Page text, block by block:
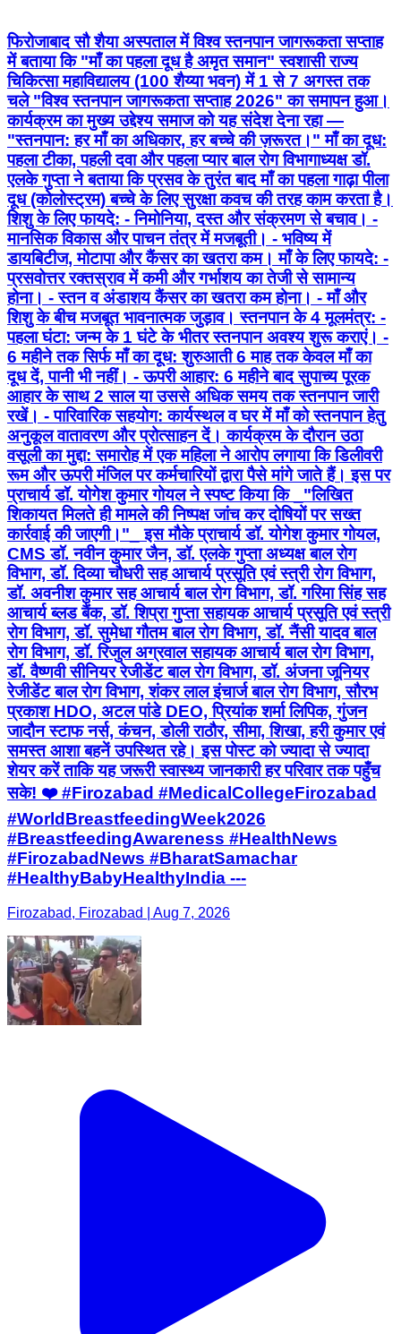
फिरोजाबाद सौ शैया अस्पताल में विश्व स्तनपान जागरूकता सप्ताह
में बताया कि "माँ का पहला दूध है अमृत समान" स्वशासी राज्य
चिकित्सा महाविद्यालय (100 शैय्या भवन) में 1 से 7 अगस्त तक
चले "विश्व स्तनपान जागरूकता सप्ताह 2026" का समापन हुआ।
कार्यक्रम का मुख्य उद्देश्य समाज को यह संदेश देना रहा —
"स्तनपान: हर माँ का अधिकार, हर बच्चे की ज़रूरत।" माँ का दूध:
पहला टीका, पहली दवा और पहला प्यार बाल रोग विभागाध्यक्ष डॉ.
एलके गुप्ता ने बताया कि प्रसव के तुरंत बाद माँ का पहला गाढ़ा पीला
दूध (कोलोस्ट्रम) बच्चे के लिए सुरक्षा कवच की तरह काम करता है।
शिशु के लिए फायदे: - निमोनिया, दस्त और संक्रमण से बचाव। -
मानसिक विकास और पाचन तंत्र में मजबूती। - भविष्य में
डायबिटीज, मोटापा और कैंसर का खतरा कम। माँ के लिए फायदे: -
प्रसवोत्तर रक्तस्राव में कमी और गर्भाशय का तेजी से सामान्य
होना। - स्तन व अंडाशय कैंसर का खतरा कम होना। - माँ और
शिशु के बीच मजबूत भावनात्मक जुड़ाव। स्तनपान के 4 मूलमंत्र: -
पहला घंटा: जन्म के 1 घंटे के भीतर स्तनपान अवश्य शुरू कराएं। -
6 महीने तक सिर्फ माँ का दूध: शुरुआती 6 माह तक केवल माँ का
दूध दें, पानी भी नहीं। - ऊपरी आहार: 6 महीने बाद सुपाच्य पूरक
आहार के साथ 2 साल या उससे अधिक समय तक स्तनपान जारी
रखें। - पारिवारिक सहयोग: कार्यस्थल व घर में माँ को स्तनपान हेतु
अनुकूल वातावरण और प्रोत्साहन दें। कार्यक्रम के दौरान उठा
वसूली का मुद्दा: समारोह में एक महिला ने आरोप लगाया कि डिलीवरी
रूम और ऊपरी मंजिल पर कर्मचारियों द्वारा पैसे मांगे जाते हैं। इस पर
प्राचार्य डॉ. योगेश कुमार गोयल ने स्पष्ट किया कि _"लिखित
शिकायत मिलते ही मामले की निष्पक्ष जांच कर दोषियों पर सख्त
कार्रवाई की जाएगी।"_ इस मौके प्राचार्य डॉ. योगेश कुमार गोयल,
CMS डॉ. नवीन कुमार जैन, डॉ. एलके गुप्ता अध्यक्ष बाल रोग
विभाग, डॉ. दिव्या चौधरी सह आचार्य प्रसूति एवं स्त्री रोग विभाग,
डॉ. अवनीश कुमार सह आचार्य बाल रोग विभाग, डॉ. गरिमा सिंह सह
आचार्य ब्लड बैंक, डॉ. शिप्रा गुप्ता सहायक आचार्य प्रसूति एवं स्त्री
रोग विभाग, डॉ. सुमेधा गौतम बाल रोग विभाग, डॉ. नैंसी यादव बाल
रोग विभाग, डॉ. रिजुल अग्रवाल सहायक आचार्य बाल रोग विभाग,
डॉ. वैष्णवी सीनियर रेजीडेंट बाल रोग विभाग, डॉ. अंजना जूनियर
रेजीडेंट बाल रोग विभाग, शंकर लाल इंचार्ज बाल रोग विभाग, सौरभ
प्रकाश HDO, अटल पांडे DEO, प्रियांक शर्मा लिपिक, गुंजन
जादौन स्टाफ नर्स, कंचन, डोली राठौर, सीमा, शिखा, हरी कुमार एवं
समस्त आशा बहनें उपस्थित रहे। इस पोस्ट को ज्यादा से ज्यादा
शेयर करें ताकि यह जरूरी स्वास्थ्य जानकारी हर परिवार तक पहुँच
सके! ❤️ #Firozabad #MedicalCollegeFirozabad
#WorldBreastfeedingWeek2026
#BreastfeedingAwareness #HealthNews
#FirozabadNews #BharatSamachar
#HealthyBabyHealthyIndia ---
Firozabad, Firozabad | Aug 7, 2026